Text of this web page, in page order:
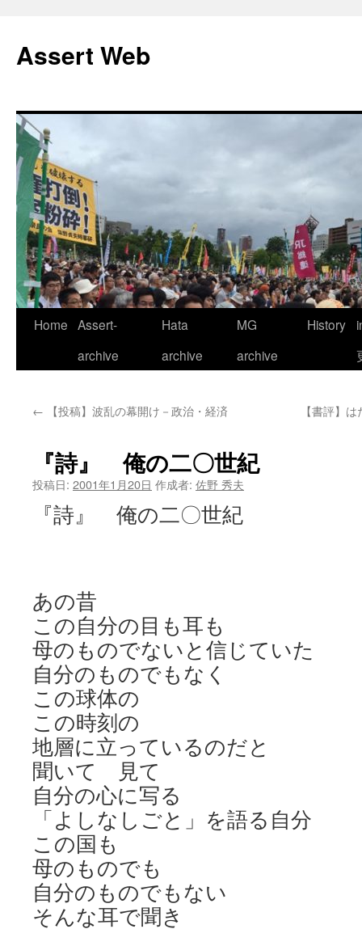
テ
ン
ス
キ
ッ
プ
Assert Web
Home Assert-
archive
Hata
archive
MG
archive
History
← 【投稿】波乱の幕開け－政治・経済 【書評】
『詩』 俺の二〇世紀
投稿日: 2001年1月20日 作成者: 佐野 秀夫
『詩』 俺の二〇世紀
あの昔
この自分の目も耳も
母のものでないと信じていた
自分のものでもなく
この球体の
この時刻の
地層に立っているのだと
聞いて 見て
自分の心に写る
「よしなしごと」を語る自分
この国も
母のものでも
自分のものでもない
そんな耳で聞き